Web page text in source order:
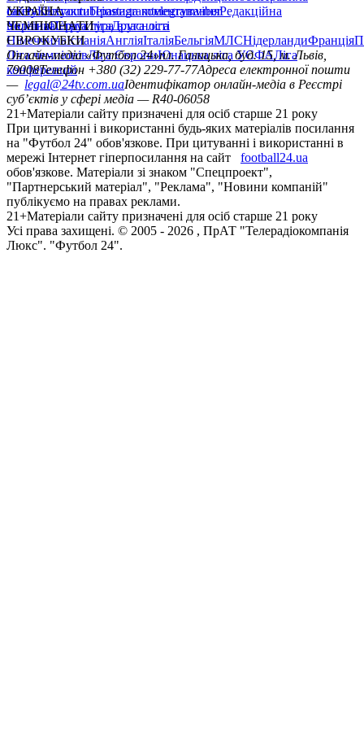
сайтуКонтактиПравила коментуванняРедакційна
політикаСтруктура власності
facebookxyoutubeinstagramtelegramviber
УКРАЇНА
УкраїнаПерша лігаДруга ліга
ЧЕМПІОНАТИ
НімеччинаІспаніяАнгліяІталіяБельгіяМЛСНідерландиФранція
ЄВРОКУБКИ
Ліга чемпіонівЛіга ЄвропиЮнацька ліга УЄФАЛіга
конференцій
Онлайн-медіа «Футбол 24»пл. Галицька, буд. 15, м. Львів,
79008Телефон +380 (32) 229-77-77Адреса електронної пошти
— legal@24tv.com.uaІдентифікатор онлайн-медіа в Реєстрі
суб’єктів у сфері медіа — R40-06058
21+Матеріали сайту призначені для осіб старше 21 року
При цитуванні і використанні будь-яких матеріалів посилання
на "Футбол 24" обов'язкове. При цитуванні і використанні в
мережі Інтернет гіперпосилання на сайт
football24.ua
обов'язкове. Матеріали зі знаком "Спецпроект",
"Партнерський матеріал", "Реклама", "Новини компаній"
публікуємо на правах реклами.
21+Матеріали сайту призначені для осіб старше 21 року
Усi права захищенi. © 2005 - 2026 , ПрАТ "Телерадіокомпанія
Люкс". "Футбол 24".